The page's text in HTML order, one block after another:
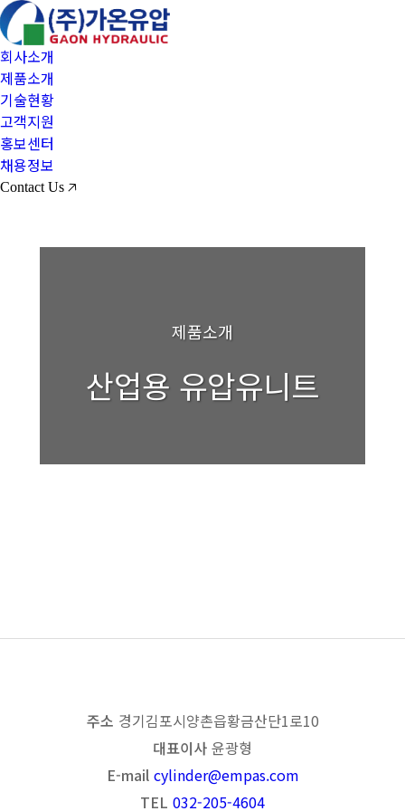
회사소개
제품소개
기술현황
고객지원
홍보센터
채용정보
Contact Us 🡥
제품소개
산업용 유압유니트
주소 경기 김포시 양촌읍 황금산단1로 10
대표이사 윤광형
E-mail cylinder@empas.com
TEL 032-205-4604